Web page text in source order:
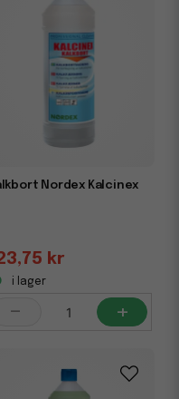
Nordex Kalcinex
kr
i lager
- +